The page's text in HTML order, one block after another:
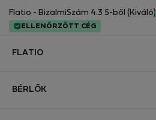
Flatio - BizalmiSzám 4.3 5-ből (Kiváló)
ELLENŐRZÖTT CÉG
FLATIO
BÉRLŐK